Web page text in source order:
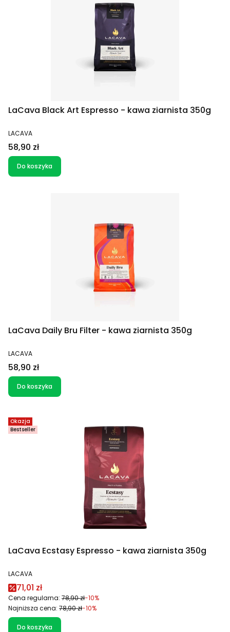
LaCava Black Art Espresso - kawa ziarnista 350g
PRODUCENT
LACAVA
Cena
58,90 zł
Do koszyka
LaCava Daily Bru Filter - kawa ziarnista 350g
PRODUCENT
LACAVA
Cena
58,90 zł
Do koszyka
Okazja
Bestseller
LaCava Ecstasy Espresso - kawa ziarnista 350g
PRODUCENT
LACAVA
Cena promocyjna
71,01 zł
Cena regularna: 78,90 zł-10%
Najniższa cena: 78,90 zł-10%
Do koszyka